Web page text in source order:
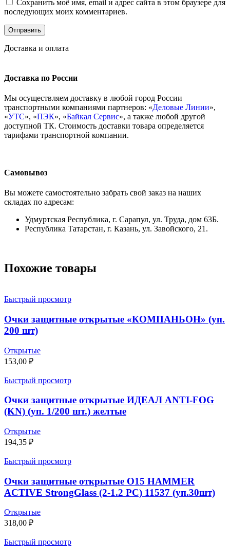
Сохранить моё имя, email и адрес сайта в этом браузере для
последующих моих комментариев.
Доставка и оплата
Доставка по России
Мы осуществляем доставку в любой город России
транспортными компаниями партнеров: «Деловые Линии»,
«УТС», «ПЭК», «Байкал Сервис», а также любой другой
доступной ТК. Стоимость доставки товара определяется
тарифами транспортной компании.
Самовывоз
Вы можете самостоятельно забрать свой заказ на наших
складах по адресам:
Удмуртская Республика, г. Сарапул, ул. Труда, дом 63Б.
Республика Татарстан, г. Казань, ул. Завойского, 21.
Похожие товары
Быстрый просмотр
Очки защитные открытые «КОМПАНЬОН» (уп.
200 шт)
Открытые
153,00 ₽
Быстрый просмотр
Очки защитные открытые ИДЕАЛ ANTI-FOG
(KN) (уп. 1/200 шт.) желтые
Открытые
194,35 ₽
Быстрый просмотр
Очки защитные открытые О15 HAMMER
ACTIVE StrongGlass (2-1.2 PC) 11537 (уп.30шт)
Открытые
318,00 ₽
Быстрый просмотр